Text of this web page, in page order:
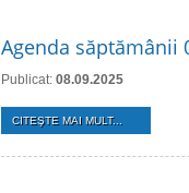
Agenda săptămânii
Publicat: 08.09.2025
CITEŞTE MAI MULT...